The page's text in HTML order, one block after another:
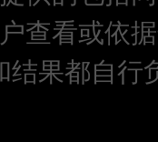
查看或依
结果都自行